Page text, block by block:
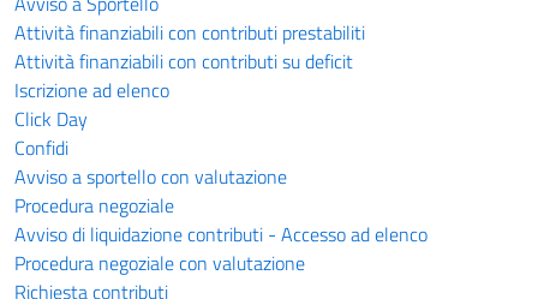
Attività finanziabili con contributi prestabiliti
Attività finanziabili con contributi su deficit
Iscrizione ad elenco
Click Day
Confidi
Avviso a sportello con valutazione
Procedura negoziale
Avviso di liquidazione contributi - Accesso ad elenco
Procedura negoziale con valutazione
Richiesta contributi